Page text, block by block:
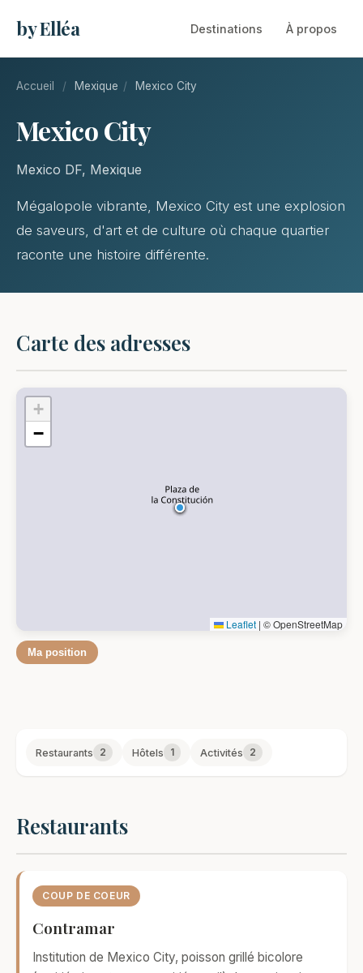
by Elléa Destinations À propos
Accueil / Mexique / Mexico City
Mexico City
Mexico DF, Mexique
Mégalopole vibrante, Mexico City est une explosion
de saveurs, d'art et de culture où chaque quartier
raconte une histoire différente.
Carte des adresses
+
−
Leaflet | © OpenStreetMap
Ma position
Restaurants 2 Hôtels 1 Activités 2
Restaurants
COUP DE COEUR
Contramar
Institution de Mexico City, poisson grillé bicolore